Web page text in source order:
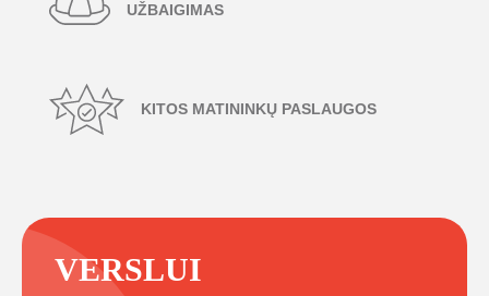
UŽBAIGIMAS
KITOS MATININKŲ PASLAUGOS
VERSLUI